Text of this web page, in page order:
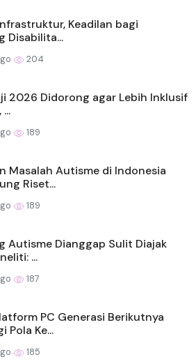
Keadilan bagi
Disabilita...
204
2026 Didorong agar Lebih Inklusif
189
Masalah Autisme di Indonesia
Riset...
189
Autisme Dianggap Sulit Diajak
...
187
PC Generasi Berikutnya
Pola Ke...
185